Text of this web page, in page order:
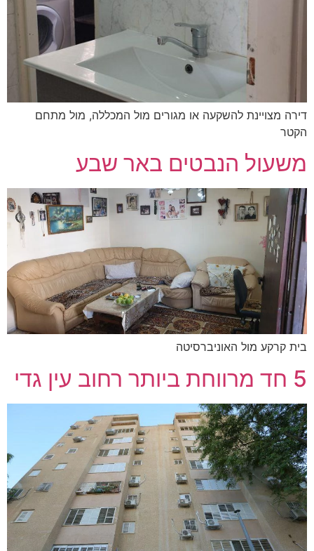
דירה מצויינת להשקעה או מגורים מול המכללה, מול מתחם
הקטר
משעול הנבטים באר שבע
בית קרקע מול האוניברסיטה
5 חד מרווחת ביותר רחוב עין גדי